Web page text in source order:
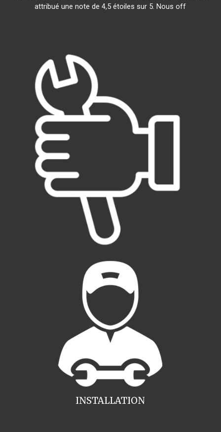
attribué une note de 4,5 étoiles sur 5. Nous off
INSTALLATION